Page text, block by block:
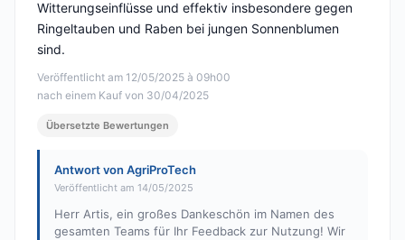
Veröffentlicht am 12/05/2025 à 09h00
nach einem Kauf von 30/04/2025
Witterungseinflüsse und effektiv insbesondere gegen
Ringeltauben und Raben bei jungen Sonnenblumen
sind.
Übersetzte Bewertungen
Antwort von AgriProTech
Veröffentlicht am 14/05/2025
Herr Artis, ein großes Dankeschön im Namen des
gesamten Teams für Ihr Feedback zur Nutzung! Wir